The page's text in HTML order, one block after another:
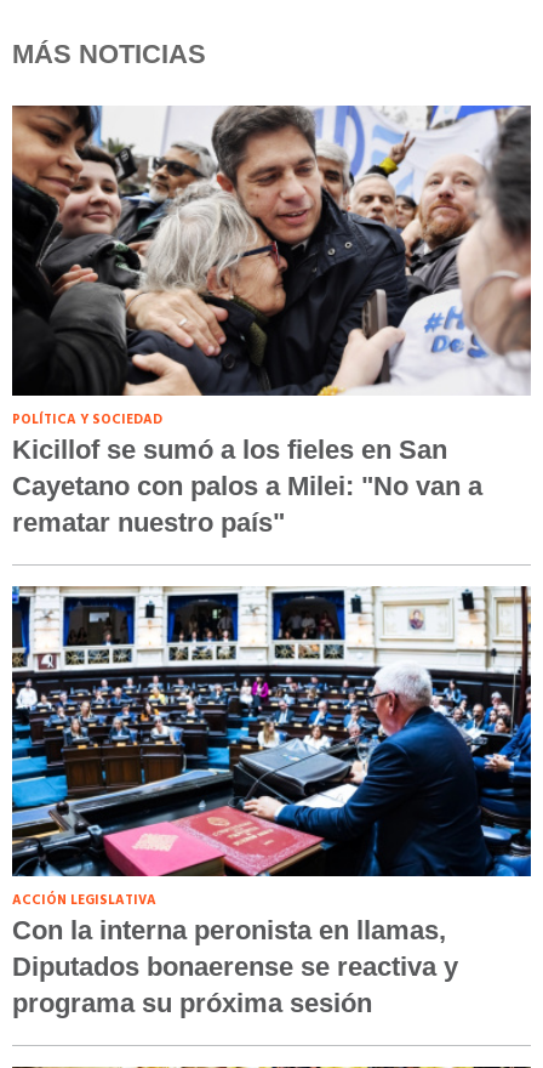
MÁS NOTICIAS
POLÍTICA Y SOCIEDAD
Kicillof se sumó a los fieles en San
Cayetano con palos a Milei: "No van a
rematar nuestro país"
ACCIÓN LEGISLATIVA
Con la interna peronista en llamas,
Diputados bonaerense se reactiva y
programa su próxima sesión